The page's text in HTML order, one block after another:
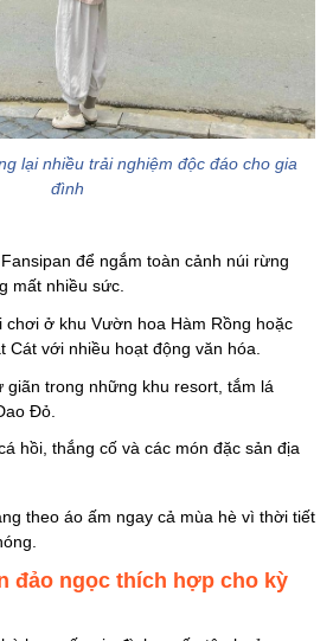
lại nhiều trải nghiệm độc đáo cho gia
đình
để ngắm toàn cảnh núi rừng
mất nhiều sức.
chơi ở khu Vườn hoa Hàm Rồng hoặc
Cát với nhiều hoạt động văn hóa.
giãn trong những khu resort, tắm lá
Đỏ.
hồi, thắng cố và các món đặc sản địa
theo áo ấm ngay cả mùa hè vì thời tiết
đảo ngọc thích hợp cho kỳ